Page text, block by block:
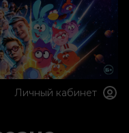
Личный кабинет